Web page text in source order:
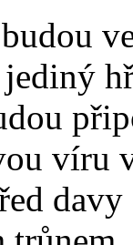
h
víru
davy